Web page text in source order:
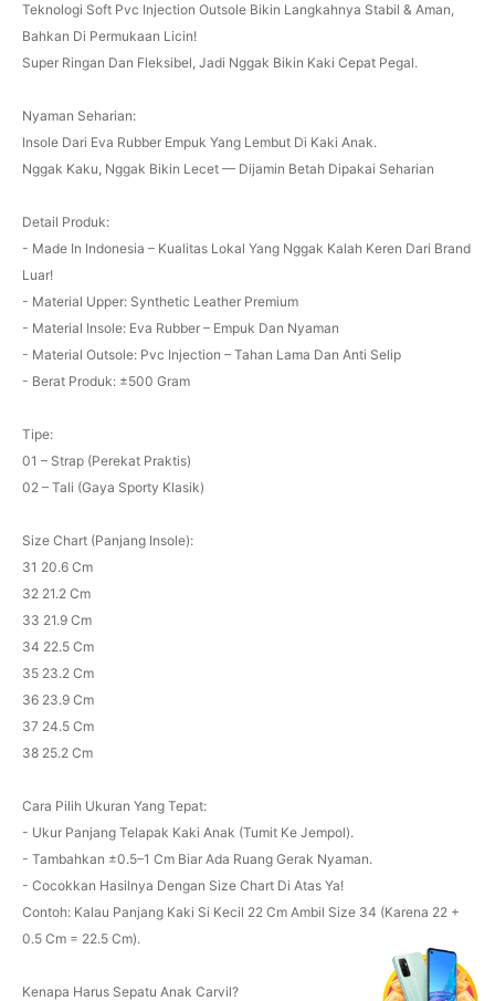
Teknologi Soft Pvc Injection Outsole Bikin Langkahnya Stabil & Aman,
Bahkan Di Permukaan Licin!
Super Ringan Dan Fleksibel, Jadi Nggak Bikin Kaki Cepat Pegal.
Nyaman Seharian:
Insole Dari Eva Rubber Empuk Yang Lembut Di Kaki Anak.
Nggak Kaku, Nggak Bikin Lecet — Dijamin Betah Dipakai Seharian
Detail Produk:
- Made In Indonesia – Kualitas Lokal Yang Nggak Kalah Keren Dari Brand
Luar!
- Material Upper: Synthetic Leather Premium
- Material Insole: Eva Rubber – Empuk Dan Nyaman
- Material Outsole: Pvc Injection – Tahan Lama Dan Anti Selip
- Berat Produk: ±500 Gram
Tipe:
01 – Strap (Perekat Praktis)
02 – Tali (Gaya Sporty Klasik)
Size Chart (Panjang Insole):
31 20.6 Cm
32 21.2 Cm
33 21.9 Cm
34 22.5 Cm
35 23.2 Cm
36 23.9 Cm
37 24.5 Cm
38 25.2 Cm
Cara Pilih Ukuran Yang Tepat:
- Ukur Panjang Telapak Kaki Anak (Tumit Ke Jempol).
- Tambahkan ±0.5–1 Cm Biar Ada Ruang Gerak Nyaman.
- Cocokkan Hasilnya Dengan Size Chart Di Atas Ya!
Contoh: Kalau Panjang Kaki Si Kecil 22 Cm Ambil Size 34 (Karena 22 +
0.5 Cm = 22.5 Cm).
Kenapa Harus Sepatu Anak Carvil?